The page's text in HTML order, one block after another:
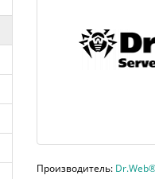
Производитель: